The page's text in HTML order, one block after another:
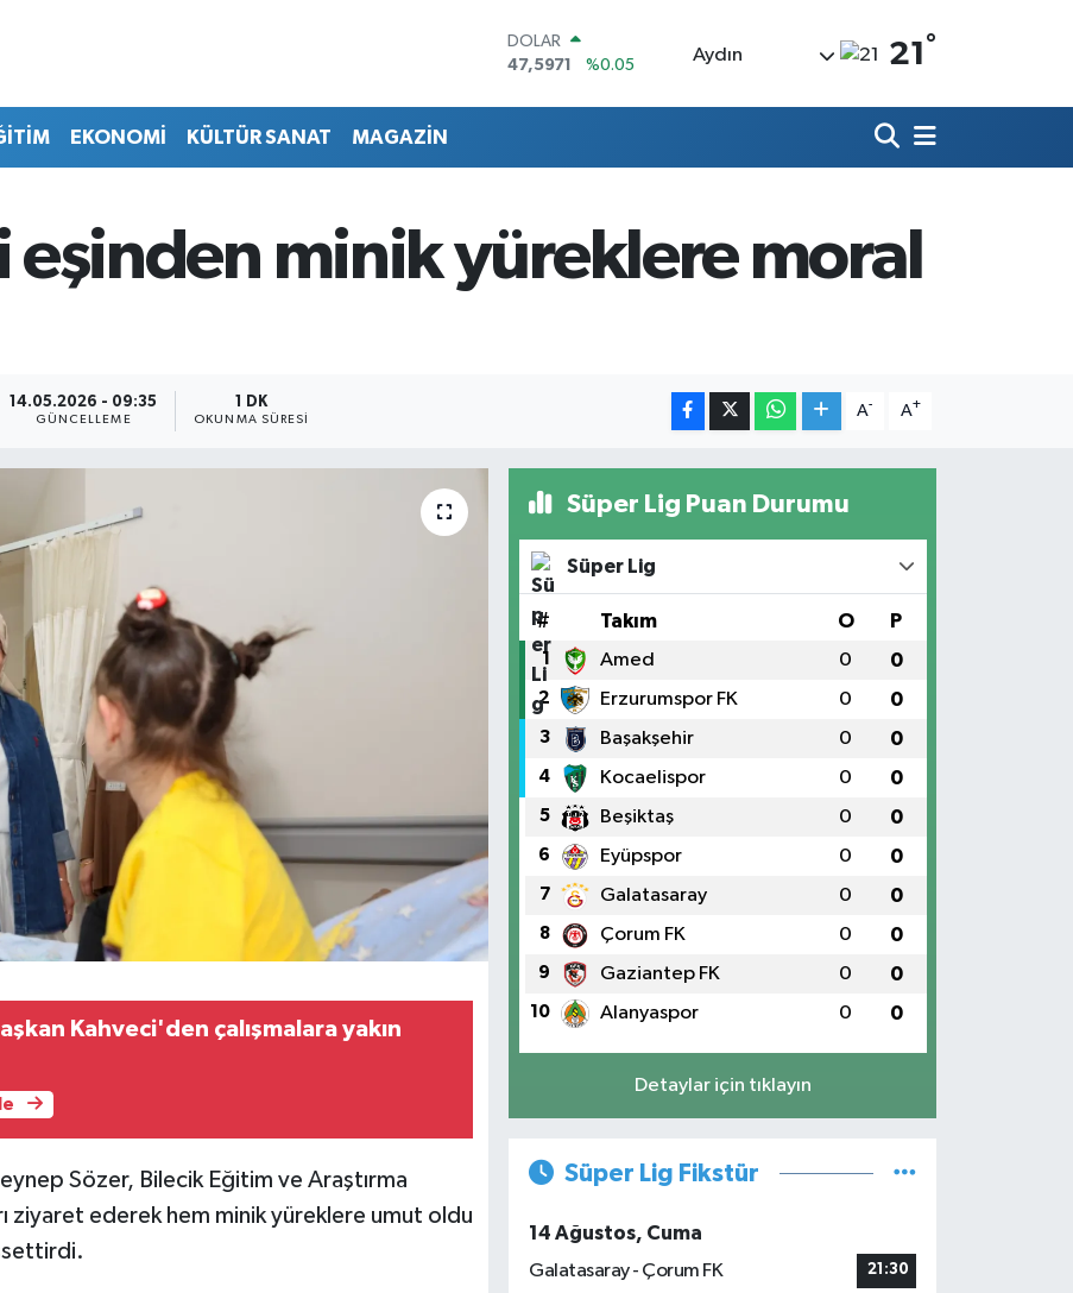
DOLAR
47,5971
%0.05
BİST100
13.703
%0
BITCOIN
Aydın 21 °
EKONOMİ KÜLTÜR SANAT MAGAZİN
eşinden minik yüreklere moral
14.05.2026 - 09:35
GÜNCELLEME
1 DK
OKUNMA SÜRESI
A- A+
Kahveci'den çalışmalara yakın
Sözer, Bilecik Eğitim ve Araştırma
ziyaret ederek hem minik yüreklere umut oldu
Süper Lig Puan Durumu
Süper Lig
# Takım O P
1 Amed 0 0
2 Erzurumspor FK 0 0
3 Başakşehir 0 0
4 Kocaelispor 0 0
5 Beşiktaş 0 0
6 Eyüpspor 0 0
7 Galatasaray 0 0
8 Çorum FK 0 0
9 Gaziantep FK 0 0
10 Alanyaspor 0 0
Detaylar için tıklayın
Süper Lig Fikstür
14 Ağustos, Cuma
Galatasaray - Çorum FK
21:30